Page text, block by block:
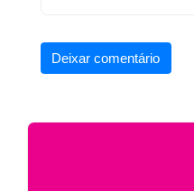
Deixar comentário